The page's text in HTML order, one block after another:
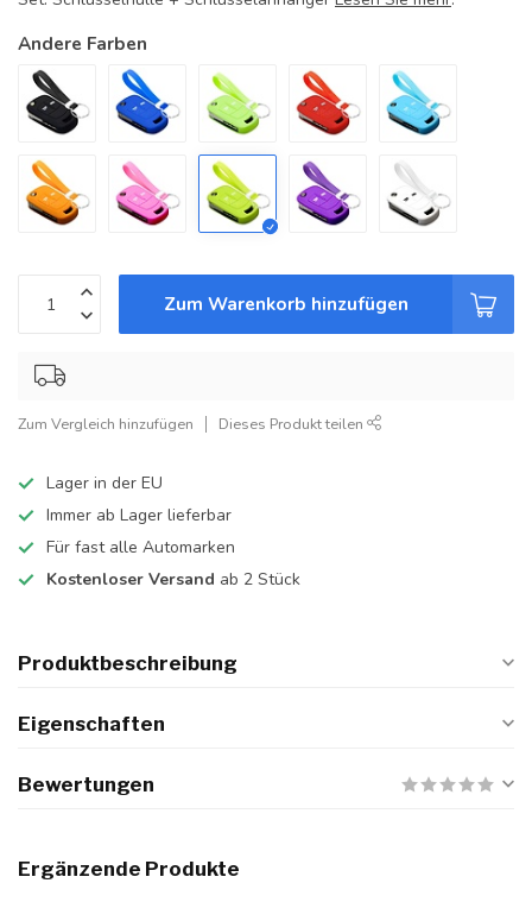
Andere Farben
Zum Warenkorb hinzufügen
Zum Vergleich hinzufügen Dieses Produkt teilen
Lager in der EU
Immer ab Lager lieferbar
Für fast alle Automarken
Kostenloser Versand ab 2 Stück
Produktbeschreibung
Eigenschaften
Bewertungen
Ergänzende Produkte